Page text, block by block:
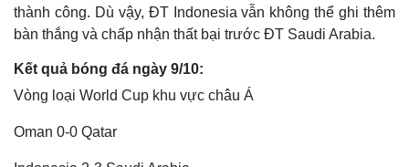
thành công. Dù vậy, ĐT Indonesia vẫn không thể ghi thêm
bàn thắng và chấp nhận thất bại trước ĐT Saudi Arabia.
Kết quả bóng đá ngày 9/10:
Vòng loại World Cup khu vực châu Á
Oman 0-0 Qatar